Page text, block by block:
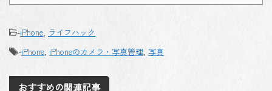
-iPhone, ライフハック
-iPhone, iPhoneのカメラ・写真管理, 写真
おすすめの関連記事